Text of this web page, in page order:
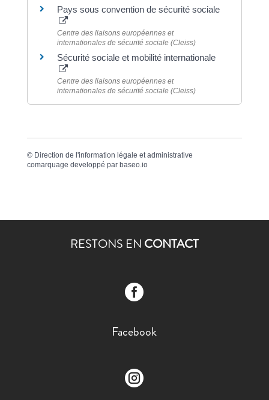
Pays sous convention de sécurité sociale
Centre des liaisons européennes et
internationales de sécurité sociale (Cleiss)
Sécurité sociale et mobilité internationale
Centre des liaisons européennes et
internationales de sécurité sociale (Cleiss)
© Direction de l'information légale et administrative
comarquage developpé par baseo.io
RESTONS EN CONTACT

Facebook
